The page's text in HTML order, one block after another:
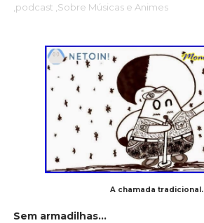
,podcast ,Sobre Músicas e Animes
A chamada tradicional.
Sem armadilhas...